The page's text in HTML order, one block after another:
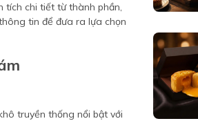
tích chi tiết từ thành phần,
tin để đưa ra lựa chọn
truyền thống nổi bật với